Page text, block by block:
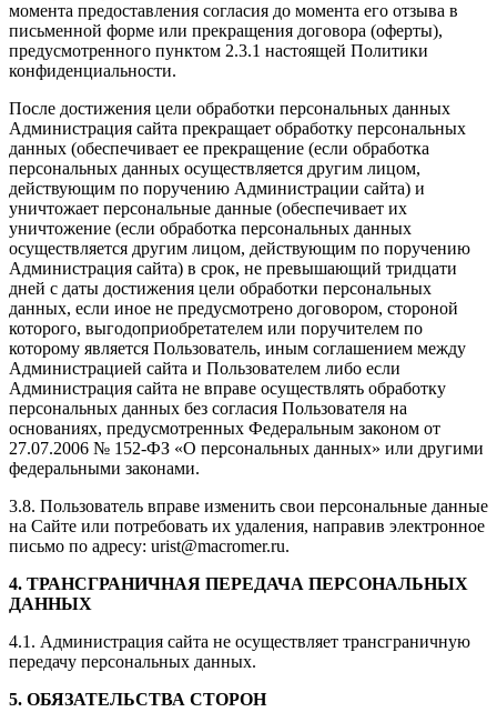
момента предоставления согласия до момента его отзыва в
письменной форме или прекращения договора (оферты),
предусмотренного пунктом 2.3.1 настоящей Политики
конфиденциальности.
После достижения цели обработки персональных данных
Администрация сайта прекращает обработку персональных
данных (обеспечивает ее прекращение (если обработка
персональных данных осуществляется другим лицом,
действующим по поручению Администрации сайта) и
уничтожает персональные данные (обеспечивает их
уничтожение (если обработка персональных данных
осуществляется другим лицом, действующим по поручению
Администрация сайта) в срок, не превышающий тридцати
дней с даты достижения цели обработки персональных
данных, если иное не предусмотрено договором, стороной
которого, выгодоприобретателем или поручителем по
которому является Пользователь, иным соглашением между
Администрацией сайта и Пользователем либо если
Администрация сайта не вправе осуществлять обработку
персональных данных без согласия Пользователя на
основаниях, предусмотренных Федеральным законом от
27.07.2006 № 152-ФЗ «О персональных данных» или другими
федеральными законами.
3.8. Пользователь вправе изменить свои персональные данные
на Сайте или потребовать их удаления, направив электронное
письмо по адресу: urist@macromer.ru.
4. ТРАНСГРАНИЧНАЯ ПЕРЕДАЧА ПЕРСОНАЛЬНЫХ
ДАННЫХ
4.1. Администрация сайта не осуществляет трансграничную
передачу персональных данных.
5. ОБЯЗАТЕЛЬСТВА СТОРОН